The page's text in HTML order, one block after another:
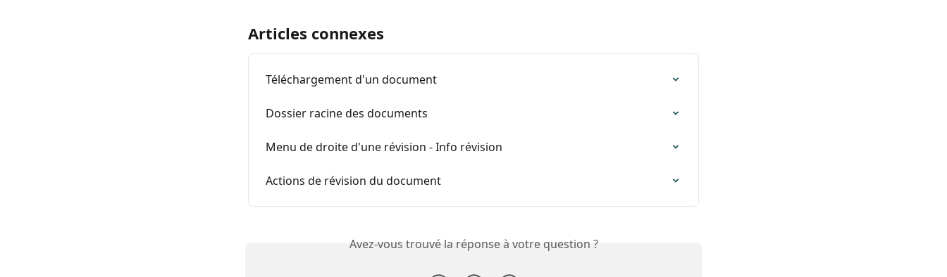
Articles connexes
Téléchargement d'un document
Dossier racine des documents
Menu de droite d'une révision - Info révision
Actions de révision du document
Avez-vous trouvé la réponse à votre question ?